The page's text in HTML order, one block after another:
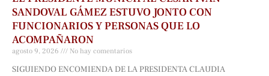
SANDOVAL GÁMEZ ESTUVO JONTO CON
FUNCIONARIOS Y PERSONAS QUE LO
ACOMPAÑARON
agosto 9, 2026 No hay comentarios
SIGUIENDO ENCOMIENDA DE LA PRESIDENTA CLAUDIA